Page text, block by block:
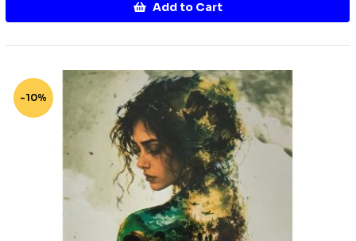
Add to Cart
-10%